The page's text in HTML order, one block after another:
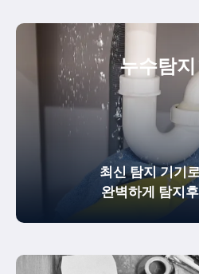
누수탐
최신 탐지 기기
완벽하게 탐지